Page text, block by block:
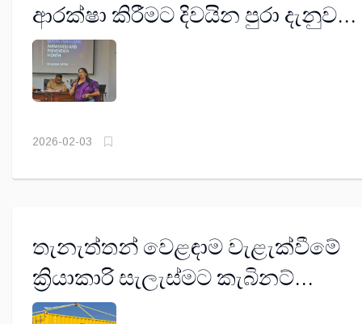
ආරක්ෂා කිරීමට දිවයින පුරා දැනුවත්
කිරීම් අරඹයි
2026-02-03
තැනැත්තන් වෙළඳාම වැළැක්වීමේ
ක්‍රියාකාරි සැලැස්මට කැබිනට්
අනුමැතිය